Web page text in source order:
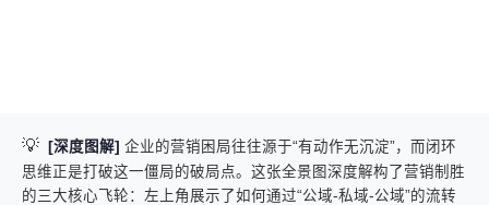
💡 [深度图解] 企业的营销困局往往源于“有动作无沉淀”，而闭环
思维正是打破这一僵局的破局点。这张全景图深度解构了营销制胜
的三大核心飞轮：左上角展示了如何通过“公域-私域-公域”的流转